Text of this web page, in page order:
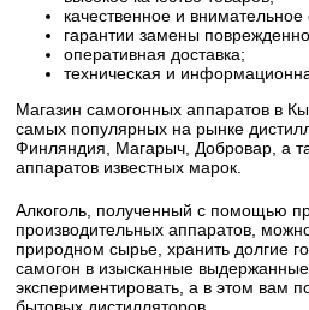
качественное и
гарантии замены
оперативная доставка;
техническая и
Магазин самогонных аппаратов в
самых популярных на рынке
Финляндия, Магарыч, Добровар, а
аппаратов известных марок.
Алкоголь, полученный с помощью
производительных аппаратов,
природном сырье, хранить долгие
самогон в изысканные
экспериментировать, а в этом вам
бытовых дистилляторов.